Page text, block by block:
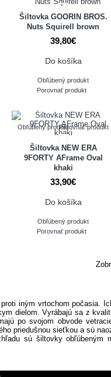
Šiltovka GOORIN BROS.
Nuts Squirell brown
39,80€
Do košíka
Obľúbený produkt
Porovnať produkt
Obľúbený produktPorovnať produkt
Šiltovka NEW ERA
9FORTY AFrame Oval
khaki
33,90€
Do košíka
Obľúbený produkt
Porovnať produkt
iným vrtochom počasia.
dielom. Vyrábajú sa z
po svojom obvode
priedušnou sieťkou a sú
sú šiltovky obľúbeným